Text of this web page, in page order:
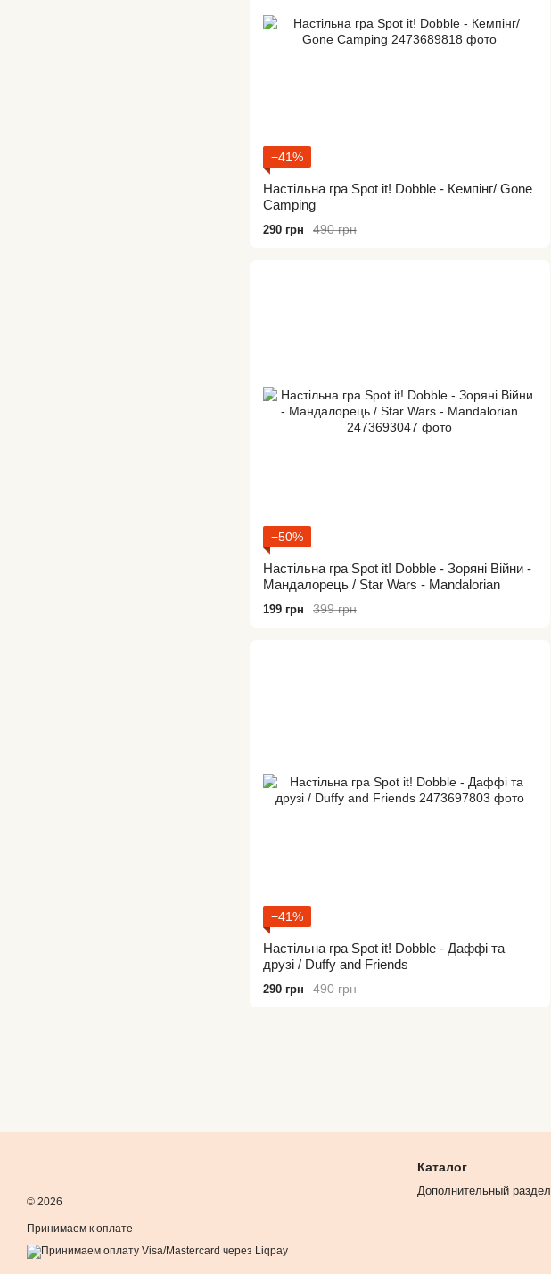
−41%
Настільна гра Spot it! Dobble - Кемпінг/ Gone
Camping
490 грн
290 грн
−50%
Настільна гра Spot it! Dobble - Зоряні Війни -
Мандалорець / Star Wars - Mandalorian
399 грн
199 грн
−41%
Настільна гра Spot it! Dobble - Даффі та
друзі / Duffy and Friends
490 грн
290 грн
© 2026
Принимаем к оплате
Каталог
Дополнительный раздел